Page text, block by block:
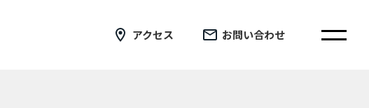
アクセス お問い合わせ